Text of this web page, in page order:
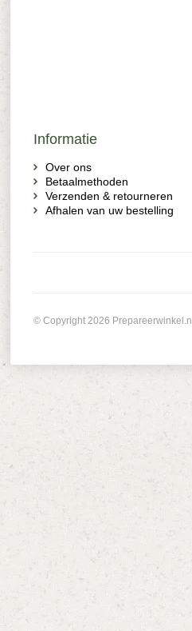
Informatie
Over ons
Betaalmethoden
Verzenden & retourneren
Afhalen van uw bestelling
© Copyright 2026 Prepareerwinkel.nl